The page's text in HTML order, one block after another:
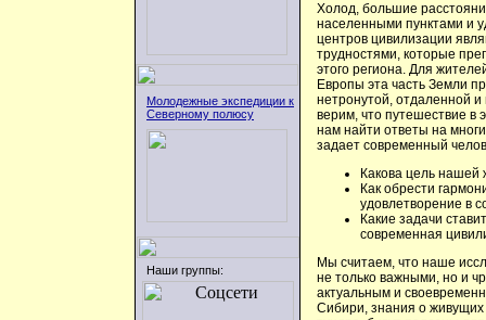
Молодежные экспедиции к
Северному полюсу
Наши группы:
Холод, большие
населенными пунктами и
центров цивилизации
трудностями, которые
этого региона. Для
Европы эта часть Земли
нетронутой, отдаленной
верим, что путешествие в
нам найти ответы на
задает современный
Какова цель нашей
Как обрести
удовлетворение в
Какие задачи
современная
Мы считаем, что наше
не только важными, но и
актуальным и
Сибири, знания о живущих